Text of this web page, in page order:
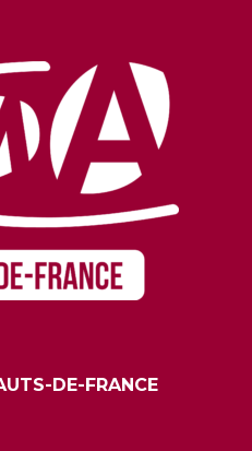
DE-FRANCE